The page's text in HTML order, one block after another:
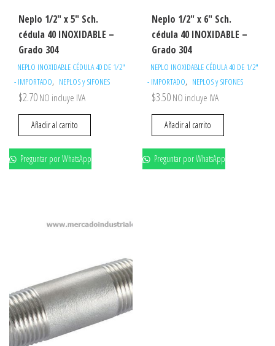
Neplo 1/2″ x 5″ Sch.
cédula 40 INOXIDABLE –
Grado 304
NEPLO INOXIDABLE CÉDULA 40 DE 1/2"
- IMPORTADO, NEPLOS y SIFONES
$2.70 NO incluye IVA
Añadir al carrito
Preguntar por WhatsApp
Neplo 1/2″ x 6″ Sch.
cédula 40 INOXIDABLE –
Grado 304
NEPLO INOXIDABLE CÉDULA 40 DE 1/2"
- IMPORTADO, NEPLOS y SIFONES
$3.50 NO incluye IVA
Añadir al carrito
Preguntar por WhatsApp